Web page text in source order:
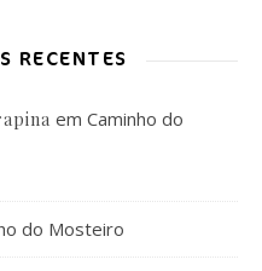
RECENTES
em Caminho do
do Mosteiro